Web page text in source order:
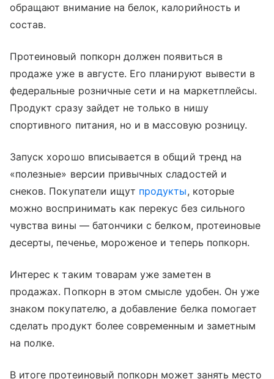
обращают внимание на белок, калорийность и
состав.
Протеиновый попкорн должен появиться в
продаже уже в августе. Его планируют вывести в
федеральные розничные сети и на маркетплейсы.
Продукт сразу зайдет не только в нишу
спортивного питания, но и в массовую розницу.
Запуск хорошо вписывается в общий тренд на
«полезные» версии привычных сладостей и
снеков. Покупатели ищут продукты, которые
можно воспринимать как перекус без сильного
чувства вины — батончики с белком, протеиновые
десерты, печенье, мороженое и теперь попкорн.
Интерес к таким товарам уже заметен в
продажах. Попкорн в этом смысле удобен. Он уже
знаком покупателю, а добавление белка помогает
сделать продукт более современным и заметным
на полке.
В итоге протеиновый попкорн может занять место